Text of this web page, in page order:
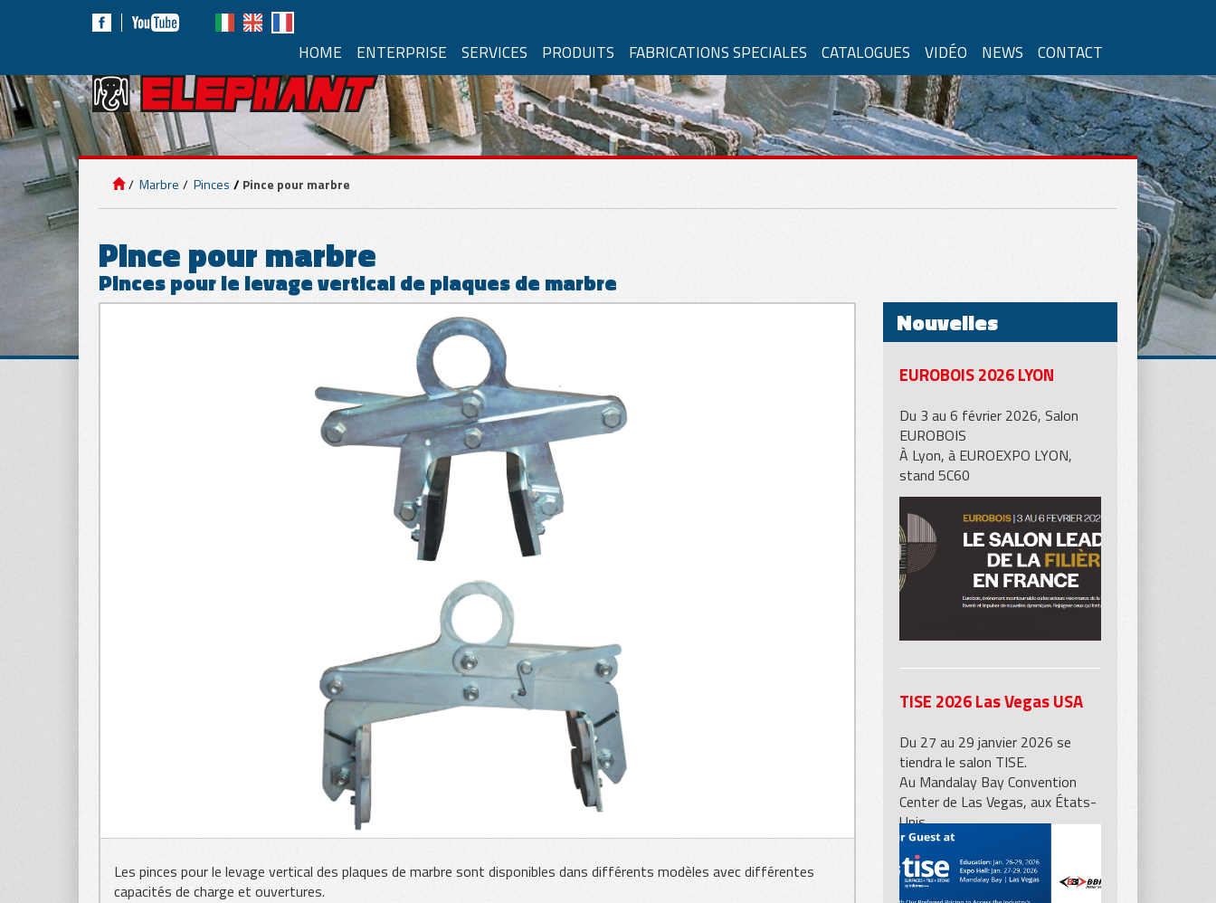
HOME ENTERPRISE SERVICES PRODUITS FABRICATIONS SPECIALES CATALOGUES VIDÉO NEWS CONTACT
ÉQUIPEMENT DE
LEVAGE
PANNEAUX
MARBRE
MARBRE
Élévateur à Ventouse
Alimentation en air
comprimé
Mouvements manuels
Mouvements
pneumatiques
Pour coupe-blocs Pompe manuelle
Pinces
Parties
Pièces de rechange
Marbre Pinces Pince pour marbre
Pince pour marbre
Pinces pour le levage vertical de plaques de marbre
Les pinces pour le levage vertical des plaques de marbre sont disponibles dans différents modèles avec différentes
capacités de charge et ouvertures.
Nouvelles
EUROBOIS 2026 LYON
Du 3 au 6 février 2026, Salon
EUROBOIS
À Lyon, à EUROEXPO LYON,
stand 5C60
TISE 2026 Las Vegas USA
Du 27 au 29 janvier 2026 se
tiendra le salon TISE.
Au Mandalay Bay Convention
Center de Las Vegas, aux États-
Unis,
vous pourrez découvrir nos
produits sur le stand 5601 de BB
Industries.